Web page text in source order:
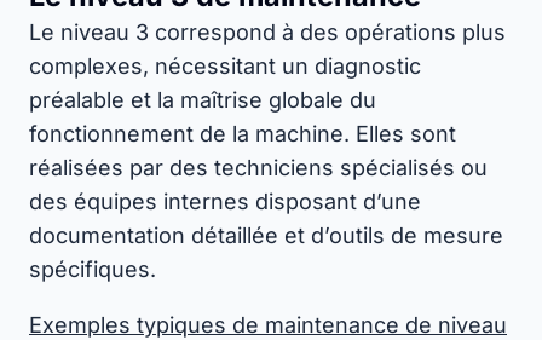
Le niveau 3 correspond à des opérations plus
complexes, nécessitant un diagnostic
préalable et la maîtrise globale du
fonctionnement de la machine. Elles sont
réalisées par des techniciens spécialisés ou
des équipes internes disposant d’une
documentation détaillée et d’outils de mesure
spécifiques.
Exemples typiques de maintenance de niveau